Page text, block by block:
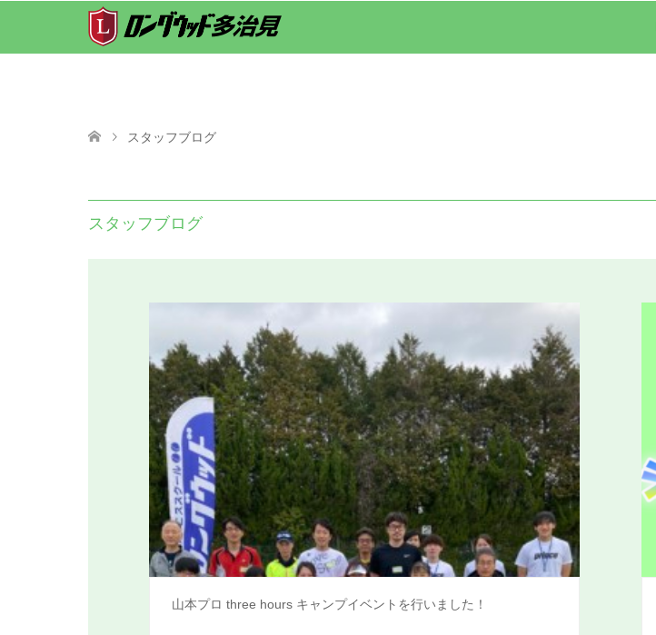
スタッフブログ
スタッフブログ
山本プロ three hours キャンプイベントを行いました！